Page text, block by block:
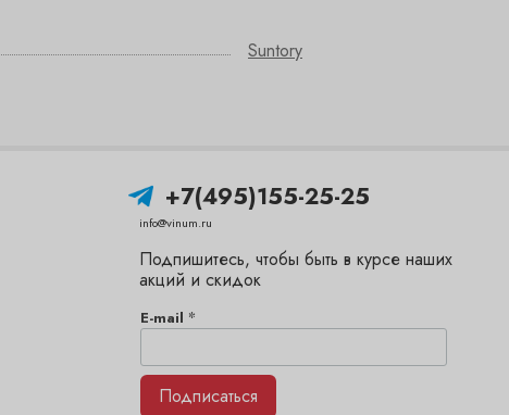
Suntory
+7(495)155-25-25
info@vinum.ru
Подпишитесь, чтобы быть в курсе наших
акций и скидок
E-mail *
Подписаться